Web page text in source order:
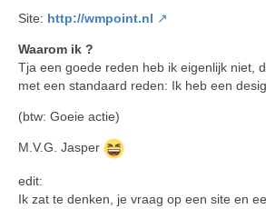
Site: http://wmpoint.nl
Waarom ik ?
Tja een goede reden heb ik eigenlijk niet,
met een standaard reden: Ik heb een
(btw: Goeie actie)
M.V.G. Jasper
edit:
Ik zat te denken, je vraag op een site en